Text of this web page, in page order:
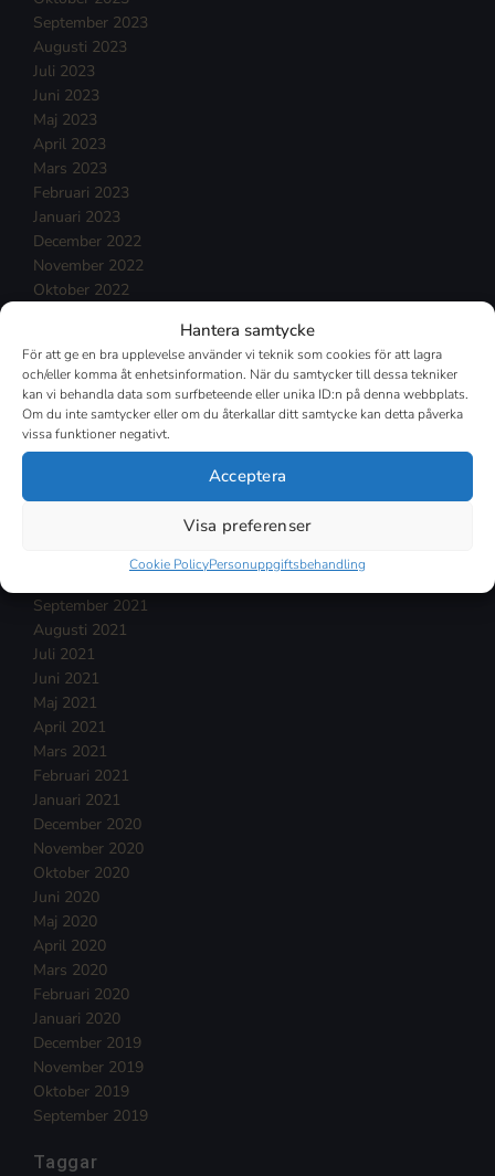
Hantera samtycke
För att ge en bra upplevelse använder vi teknik som cookies för att lagra
och/eller komma åt enhetsinformation. När du samtycker till dessa tekniker
kan vi behandla data som surfbeteende eller unika ID:n på denna webbplats.
Om du inte samtycker eller om du återkallar ditt samtycke kan detta påverka
vissa funktioner negativt.
Acceptera
Visa preferenser
Cookie PolicyPersonuppgiftsbehandling
September 2023
Augusti 2023
Juli 2023
Juni 2023
Maj 2023
April 2023
Mars 2023
Februari 2023
Januari 2023
December 2022
November 2022
Oktober 2022
Juli 2022
Juni 2022
Maj 2022
April 2022
November 2021
September 2021
Augusti 2021
Juli 2021
Juni 2021
Maj 2021
April 2021
Mars 2021
Februari 2021
Januari 2021
December 2020
November 2020
Oktober 2020
Juni 2020
Maj 2020
April 2020
Mars 2020
Februari 2020
Januari 2020
December 2019
November 2019
Oktober 2019
September 2019
Taggar